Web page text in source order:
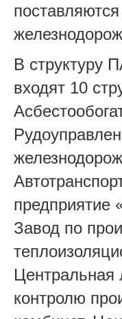
В структуру
входят 10
предприятие
Завод по
Центральная
контролю